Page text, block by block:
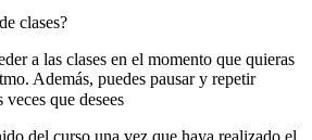
clases?
a las clases en el momento que quieras
Además, puedes pausar y repetir
veces que desees